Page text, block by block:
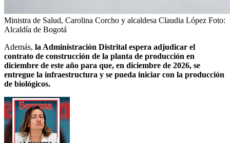
Ministra de Salud, Carolina Corcho y alcaldesa Claudia López Foto:
Alcaldía de Bogotá
Además, la Administración Distrital espera adjudicar el
contrato de construcción de la planta de producción en
diciembre de este año para que, en diciembre de 2026, se
entregue la infraestructura y se pueda iniciar con la producción
de biológicos.